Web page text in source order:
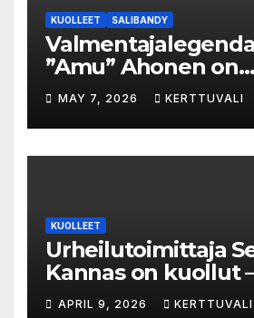
KUOLLEET SALIBANDY
”Amu” Ahonen on
menehtynyt
MAY 7, 2026 KERTTUVALI
KUOLLEET
Urheilutoimittaja
Kannas on kuollut
oli kuollessaan 92-
APRIL 9, 2026 KERTTUVALI